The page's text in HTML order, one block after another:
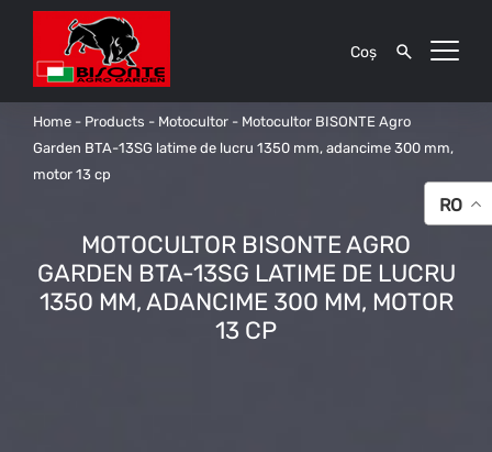
Coș
Home - Products - Motocultor - Motocultor BISONTE Agro
Garden BTA-13SG latime de lucru 1350 mm, adancime 300 mm,
motor 13 cp
MOTOCULTOR BISONTE AGRO
GARDEN BTA-13SG LATIME DE LUCRU
1350 MM, ADANCIME 300 MM, MOTOR
13 CP
RO